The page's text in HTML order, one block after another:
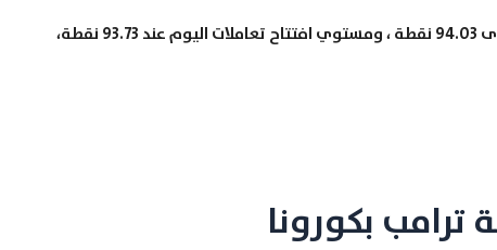
إلى ذلك ارتفع مؤشر الدولار بأكثر من 0.3 % إلى مستوى 94.03 نقطة ، ومستوي افتتاح تعاملات اليوم عند 93.73 نقطة،
ترامب بكورونا